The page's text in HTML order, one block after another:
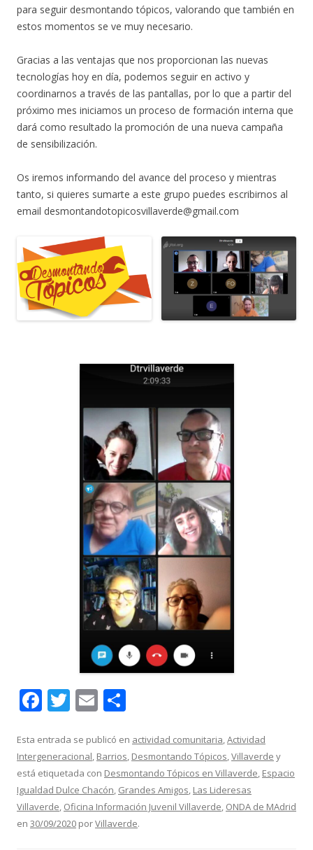
para seguir desmontando tópicos, valorando que también en
estos momentos se ve muy necesario.
Gracias a las ventajas que nos proporcionan las nuevas
tecnologías hoy en día, podemos seguir en activo y
coordinarnos a través de las pantallas, por lo que a partir del
próximo mes iniciamos un proceso de formación interna que
dará como resultado la promoción de una nueva campaña
de sensibilización.
Os iremos informando del avance del proceso y mientras
tanto, si quieres sumarte a este grupo puedes escribirnos al
email desmontandotopicosvillaverde@gmail.com
F
e
b
o
o
k
T
itt
er
E
ai
l
m
p
ar
ti
r
Esta entrada se publicó en actividad comunitaria,Actividad
Intergeneracional, Barrios, Desmontando Tópicos,Villaverde y
está etiquetada con Desmontando Tópicos en Villaverde, Espacio
Igualdad Dulce Chacón, Grandes Amigos, Las Lideresas
Villaverde, Oficina Información Juvenil Villaverde, ONDA de MAdrid
en 30/09/2020 porVillaverde.